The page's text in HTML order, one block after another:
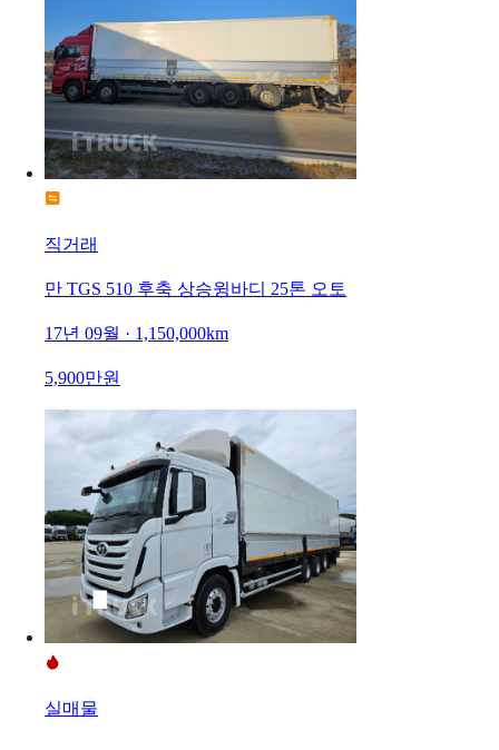
직거래
만 TGS 510 후축 상승윙바디 25톤 오토
17년 09월 · 1,150,000km
5,900만원
실매물